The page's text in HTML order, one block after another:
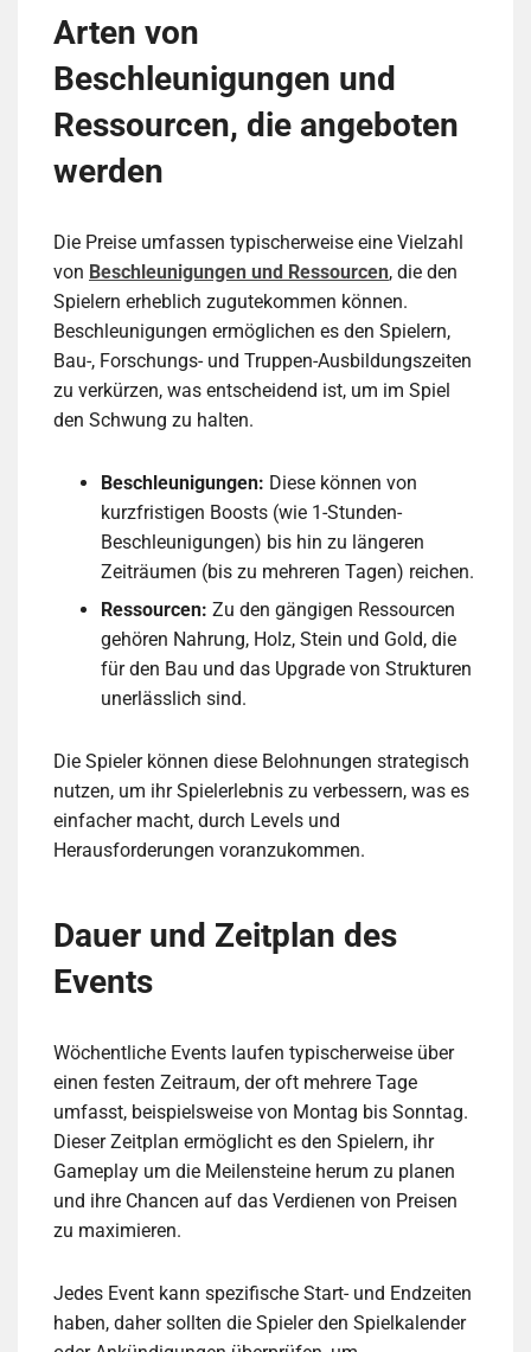
Arten von
Beschleunigungen und
Ressourcen, die angeboten
werden
Die Preise umfassen typischerweise eine Vielzahl
von Beschleunigungen und Ressourcen, die den
Spielern erheblich zugutekommen können.
Beschleunigungen ermöglichen es den Spielern,
Bau-, Forschungs- und Truppen-Ausbildungszeiten
zu verkürzen, was entscheidend ist, um im Spiel
den Schwung zu halten.
Beschleunigungen: Diese können von
kurzfristigen Boosts (wie 1-Stunden-
Beschleunigungen) bis hin zu längeren
Zeiträumen (bis zu mehreren Tagen) reichen.
Ressourcen: Zu den gängigen Ressourcen
gehören Nahrung, Holz, Stein und Gold, die
für den Bau und das Upgrade von Strukturen
unerlässlich sind.
Die Spieler können diese Belohnungen strategisch
nutzen, um ihr Spielerlebnis zu verbessern, was es
einfacher macht, durch Levels und
Herausforderungen voranzukommen.
Dauer und Zeitplan des
Events
Wöchentliche Events laufen typischerweise über
einen festen Zeitraum, der oft mehrere Tage
umfasst, beispielsweise von Montag bis Sonntag.
Dieser Zeitplan ermöglicht es den Spielern, ihr
Gameplay um die Meilensteine herum zu planen
und ihre Chancen auf das Verdienen von Preisen
zu maximieren.
Jedes Event kann spezifische Start- und Endzeiten
haben, daher sollten die Spieler den Spielkalender